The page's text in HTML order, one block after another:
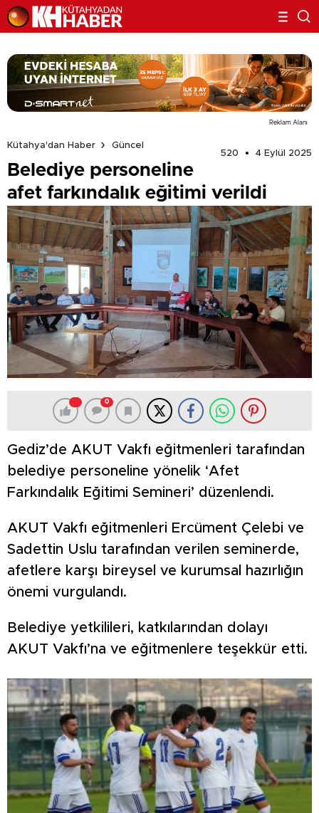
Reklam Alanı
Kütahya'dan Haber
Güncel
520
4 Eylül 2025
Belediye personeline
afet farkındalık eğitimi verildi
0
Gediz’de AKUT Vakfı eğitmenleri tarafından
belediye personeline yönelik ‘Afet
Farkındalık Eğitimi Semineri’ düzenlendi.
AKUT Vakfı eğitmenleri Ercüment Çelebi ve
Sadettin Uslu tarafından verilen seminerde,
afetlere karşı bireysel ve kurumsal hazırlığın
önemi vurgulandı.
Belediye yetkilileri, katkılarından dolayı
AKUT Vakfı’na ve eğitmenlere teşekkür etti.